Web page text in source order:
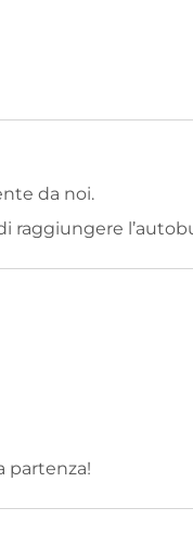
da noi.
raggiungere
partenza!